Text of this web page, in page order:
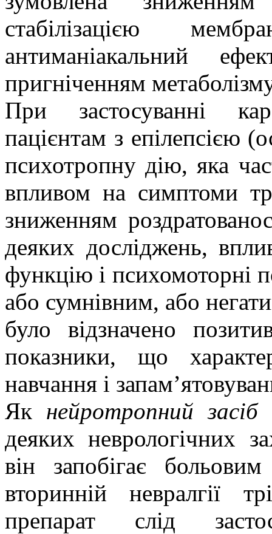
стабілізацією
антиманіакальний
пригніченням
При застосуванні
пацієнтам з епілепсією
психотропну дію, яка
впливом на симптоми
зниженням
деяких досліджень,
функцію і психомоторні
або сумнівним, або
було відзначено
показники, що
навчання і
Як нейротропний засіб
деяких неврологічних
він запобігає
вторинній невралгії
препарат слід